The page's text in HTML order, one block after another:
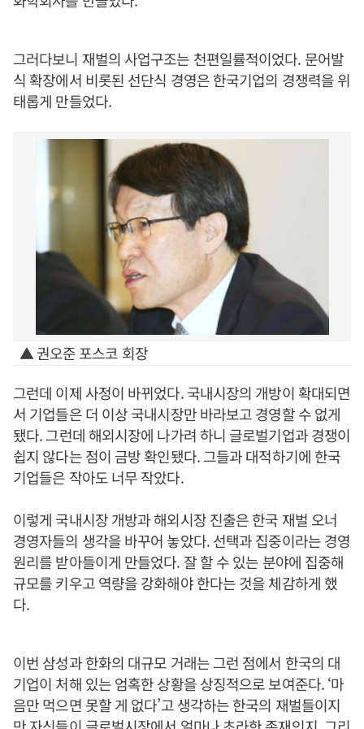
그러다보니 재벌의 사업구조는 천편일률적이었다. 문어발
식 확장에서 비롯된 선단식 경영은 한국기업의 경쟁력을 위
태롭게 만들었다.
▲ 권오준 포스코 회장
그런데 이제 사정이 바뀌었다. 국내시장의 개방이 확대되면
서 기업들은 더 이상 국내시장만 바라보고 경영할 수 없게
됐다. 그런데 해외시장에 나가려 하니 글로벌기업과 경쟁이
쉽지 않다는 점이 금방 확인됐다. 그들과 대적하기에 한국
기업들은 작아도 너무 작았다.
이렇게 국내시장 개방과 해외시장 진출은 한국 재벌 오너
경영자들의 생각을 바꾸어 놓았다. 선택과 집중이라는 경영
원리를 받아들이게 만들었다. 잘 할 수 있는 분야에 집중해
규모를 키우고 역량을 강화해야 한다는 것을 체감하게 했
다.
이번 삼성과 한화의 대규모 거래는 그런 점에서 한국의 대
기업이 처해 있는 엄혹한 상황을 상징적으로 보여준다. ‘마
음만 먹으면 못할 게 없다’고 생각하는 한국의 재벌들이지